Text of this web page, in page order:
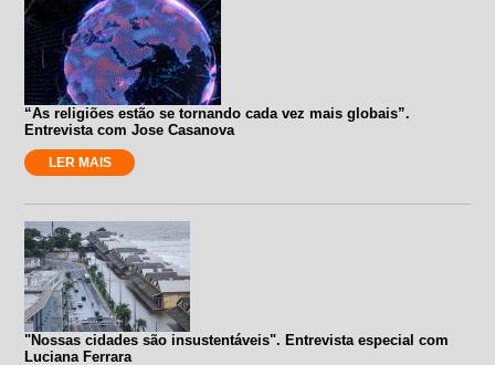
“As religiões estão se tornando cada vez mais globais”.
Entrevista com Jose Casanova
LER MAIS
"Nossas cidades são insustentáveis". Entrevista especial com
Luciana Ferrara